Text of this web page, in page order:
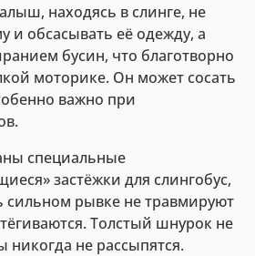
находясь в слинге, не
и обсасывать её одежду, а
бусин, что благотворно
моторике. Он может сосать
важно при
специальные
застёжки для слингобус,
сильном рывке не травмируют
Толстый шнурок не
никогда не рассыпятся.